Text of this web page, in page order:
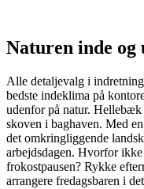
Naturen inde og
Alle detaljevalg i
bedste indeklima på
udenfor på natur.
skoven i baghaven. Med
det omkringliggende
arbejdsdagen. Hvorfor
frokostpausen? Rykke
arrangere fredagsbaren i